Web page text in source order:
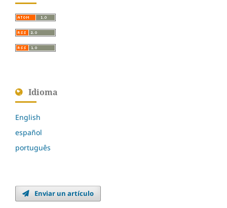
Idioma
English
español
português
Enviar un artículo